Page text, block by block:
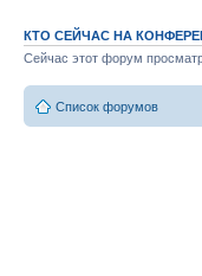
КТО СЕЙЧАС НА
Сейчас этот форум
Список форумов